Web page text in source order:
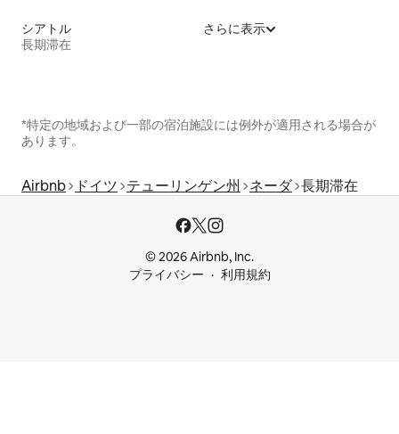
シアトル
長期滞在
さらに表示
*特定の地域および一部の宿泊施設には例外が適用される場合が
あります。
Airbnb ドイツ テューリンゲン州 ネーダ 長期滞在
© 2026 Airbnb, Inc.
プライバシー
利用規約